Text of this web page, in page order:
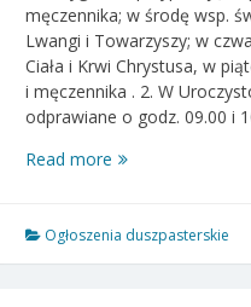
męczennika; w środę wsp.
Lwangi i Towarzyszy; w
Ciała i Krwi Chrystusa, w
i męczennika . 2. W
odprawiane o godz. 09.00 i
Read more Ogłoszenia
Niedziela
Trójcy
Ogłoszenia duszpasterskie